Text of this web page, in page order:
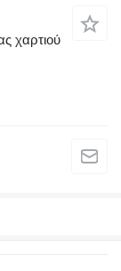
χαρτιού